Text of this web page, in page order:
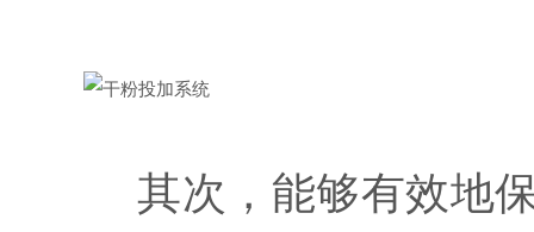
其次，能够有效地保